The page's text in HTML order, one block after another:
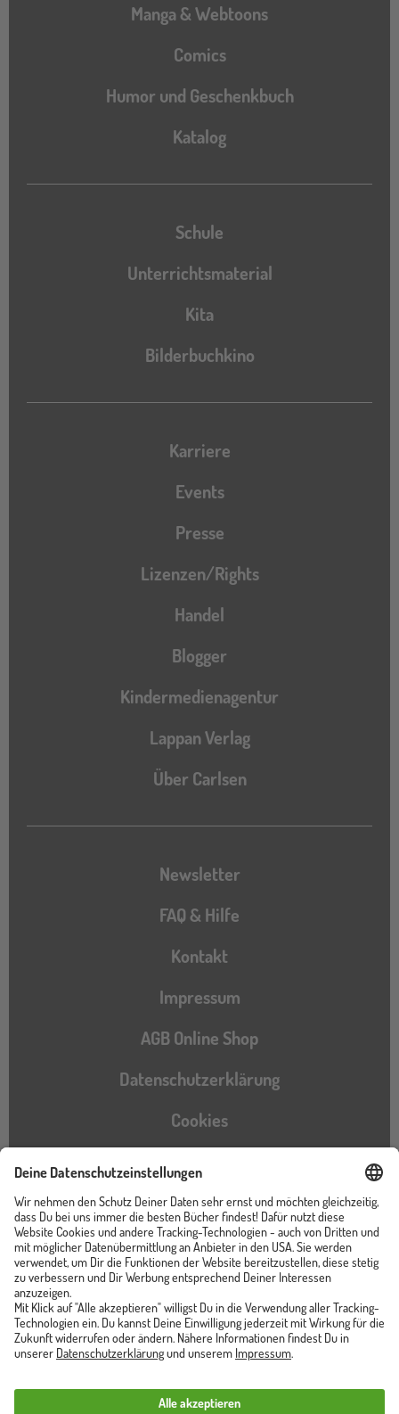
Manga & Webtoons
Comics
Humor und Geschenkbuch
Katalog
Katalog
Schule
Unterrichtsmaterial
Kita
Bilderbuchkino
Karriere
Events
Presse
Lizenzen/Rights
Handel
Blogger
Kindermedienagentur
Lappan Verlag
Über Carlsen
Newsletter
FAQ & Hilfe
Kontakt
Impressum
AGB Online Shop
Datenschutzerklärung
Cookies
Barrierefreiheitserklärung
Instagram
TikTokPinterestYouTubeFacebook
Unser Shop ist von
Trusted Shops zertifiziert